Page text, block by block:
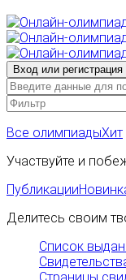
Все олимпиадыХит
Участвуйте и
Публикации
Делитесь своим
Список